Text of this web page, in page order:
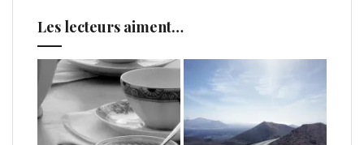
Les lecteurs aiment…